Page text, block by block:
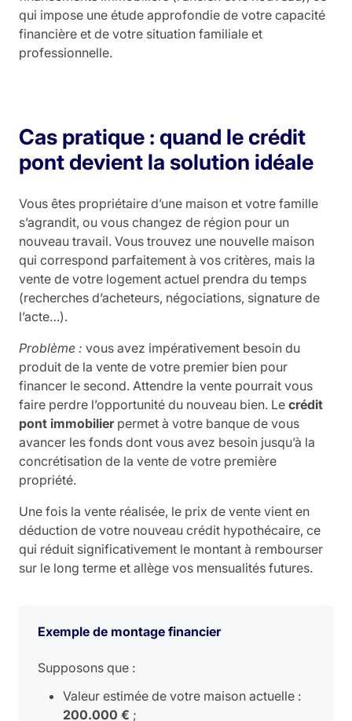
qui impose une étude approfondie de votre capacité
financière et de votre situation familiale et
professionnelle.
Cas pratique : quand le crédit
pont devient la solution idéale
Vous êtes propriétaire d’une maison et votre famille
s’agrandit, ou vous changez de région pour un
nouveau travail. Vous trouvez une nouvelle maison
qui correspond parfaitement à vos critères, mais la
vente de votre logement actuel prendra du temps
(recherches d’acheteurs, négociations, signature de
l’acte…).
Problème : vous avez impérativement besoin du
produit de la vente de votre premier bien pour
financer le second. Attendre la vente pourrait vous
faire perdre l’opportunité du nouveau bien. Le crédit
pont immobilierpermet à votre banque de vous
avancer les fonds dont vous avez besoin jusqu’à la
concrétisation de la vente de votre première
propriété.
Une fois la vente réalisée, le prix de vente vient en
déduction de votre nouveau crédit hypothécaire, ce
qui réduit significativement le montant à rembourser
sur le long terme et allège vos mensualités futures.
Exemple de montage financier
Supposons que :
Valeur estimée de votre maison actuelle :
200.000 € ;